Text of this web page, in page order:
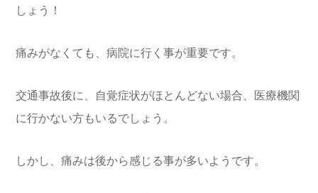
しょう！
痛みがなくても、病院に行く事が重要です。
交通事故後に、自覚症状がほとんどない場合、医療機関
に行かない方もいるでしょう。
しかし、痛みは後から感じる事が多いようです。